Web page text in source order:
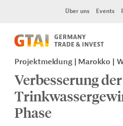
Über uns Events
Projektmeldung Marokko
Verbesserung der
Phase